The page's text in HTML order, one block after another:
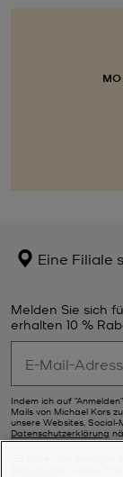
Eine Filiale
Melden Sie sich
erhalten 10 %
Indem ich auf
Mails von Michael Kors
unsere Websites,
Datenschutzerklärung